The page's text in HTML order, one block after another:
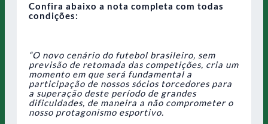
Confira abaixo a nota completa com todas
condições:
“O novo cenário do futebol brasileiro, sem
previsão de retomada das competições, cria um
momento em que será fundamental a
participação de nossos sócios torcedores para
a superação deste período de grandes
dificuldades, de maneira a não comprometer o
nosso protagonismo esportivo.